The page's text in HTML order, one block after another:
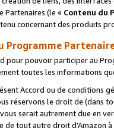
Partenaires (le « Contenu du
concernant des produits
Programme
pour pouvoir participer au
toutes les informations
Accord ou de conditions
réservons le droit de (dans
serait autrement due en
de tout autre droit